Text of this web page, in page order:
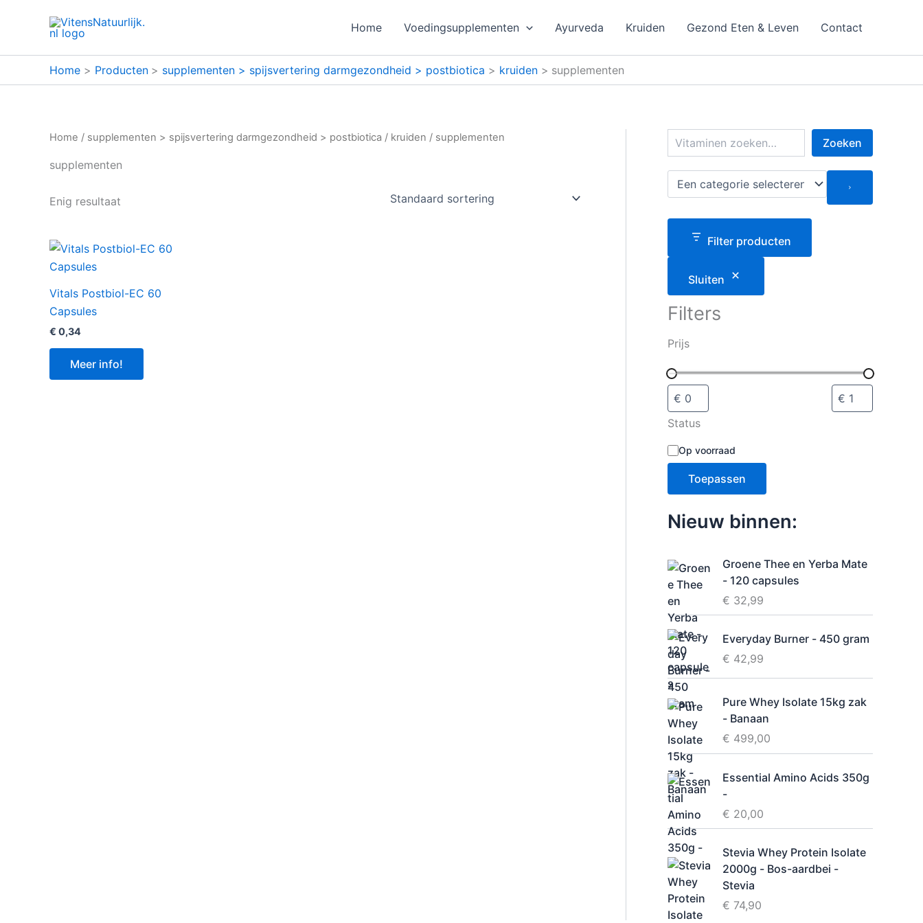
Home Voedingsupplementen Ayurveda Kruiden Gezond Eten & Leven Contact
Home Producten supplementen > spijsvertering darmgezondheid > postbiotica kruiden supplementen
Home / supplementen > spijsvertering darmgezondheid > postbiotica / kruiden / supplementen
supplementen
Enig resultaat
Vitals Postbiol-EC 60
Capsules
€ 0,34
Meer info!
Zoeken
c
e
s
l
e
t
e
e
n
Filter producten
Sluiten
Filters
Prijs
Status
B
e
k
a
r
h
e
d
Op voorraad
Toepassen
Nieuw binnen:
Groene Thee en Yerba Mate
- 120 capsules
€ 32,99
Everyday Burner - 450 gram
€ 42,99
Pure Whey Isolate 15kg zak
- Banaan
€ 499,00
Essential Amino Acids 350g
-
€ 20,00
Stevia Whey Protein Isolate
2000g - Bos-aardbei -
Stevia
€ 74,90